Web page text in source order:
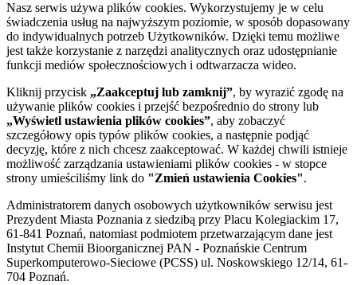
Nasz serwis używa plików cookies. Wykorzystujemy je w celu
świadczenia usług na najwyższym poziomie, w sposób dopasowany
do indywidualnych potrzeb Użytkowników. Dzięki temu możliwe
jest także korzystanie z narzędzi analitycznych oraz udostępnianie
funkcji mediów społecznościowych i odtwarzacza wideo.
Kliknij przycisk „Zaakceptuj lub zamknij”, by wyrazić zgodę na
używanie plików cookies i przejść bezpośrednio do strony lub
„Wyświetl ustawienia plików cookies”, aby zobaczyć
szczegółowy opis typów plików cookies, a następnie podjąć
decyzję, które z nich chcesz zaakceptować. W każdej chwili istnieje
możliwość zarządzania ustawieniami plików cookies - w stopce
strony umieściliśmy link do "Zmień ustawienia Cookies".
Administratorem danych osobowych użytkowników serwisu jest
Prezydent Miasta Poznania z siedzibą przy Placu Kolegiackim 17,
61-841 Poznań, natomiast podmiotem przetwarzającym dane jest
Instytut Chemii Bioorganicznej PAN - Poznańskie Centrum
Superkomputerowo-Sieciowe (PCSS) ul. Noskowskiego 12/14, 61-
704 Poznań.